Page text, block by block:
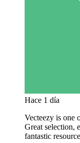
Hace 1 día
Vecteezy is one
Great selection,
fantastic